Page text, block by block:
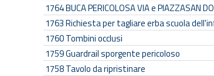
1764BUCA PERICOLOSA VIA e PIAZZASAN
1763Richiesta per tagliare erba scuola
1760Tombini occlusi
1759Guardrail sporgente pericoloso
1758Tavolo da ripristinare